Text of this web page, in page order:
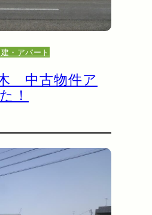
・アパート
中古物件ア
！